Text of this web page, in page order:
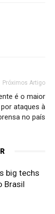
Próximos Artigo
é o maior
ataques à
no país
big techs
Brasil